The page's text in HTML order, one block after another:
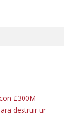
£300M
destruir un